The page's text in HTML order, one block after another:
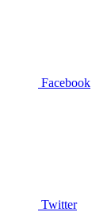
Facebook
Twitter